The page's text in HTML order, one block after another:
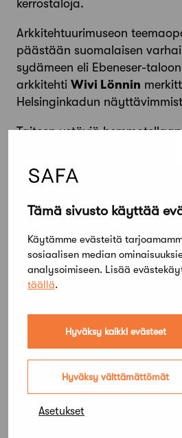
Tämä sivusto käyttää
Käytämme evästeitä
sosiaalisen median
analysoimiseen. Lisää
täällä.
Hyväksy kaikki evästeet
Hyväksy välttämättömät
Asetukset
kerrostaloja.
Arkkitehtuurimuseon
päästään suomalaisen
sydämeen eli Ebeneser-
arkkitehti Wivi Lönnin
Helsinginkadun
Taiteen ystäviä
muun muassa Kiasmassa ja
etukäteen.
Elokuu,
2026